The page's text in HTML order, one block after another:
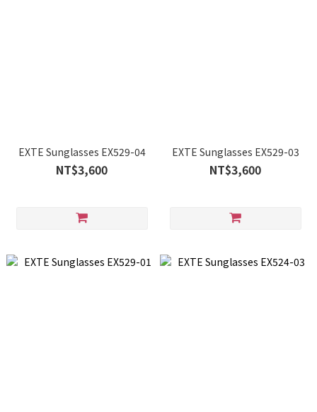
EXTE Sunglasses EX529-04
NT$3,600
EXTE Sunglasses EX529-03
NT$3,600